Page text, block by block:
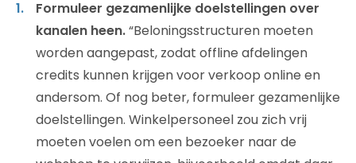
Formuleer gezamenlijke doelstellingen over
kanalen heen.“Beloningsstructuren moeten
worden aangepast, zodat offline afdelingen
credits kunnen krijgen voor verkoop online en
andersom. Of nog beter, formuleer gezamenlijke
doelstellingen. Winkelpersoneel zou zich vrij
moeten voelen om een bezoeker naar de